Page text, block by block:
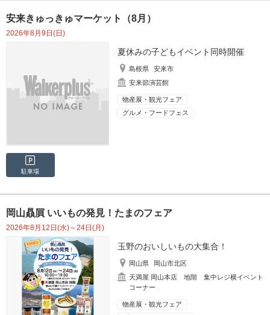
安来きゅっきゅマーケット（8月）
2026年8月9日(日)
夏休みの子どもイベント同時開催
島根県
安来市
安来節演芸館
物産展・観光フェア
グルメ・フードフェス
駐車場
岡山贔屓 いいもの発見！たまのフェア
2026年8月12日(水)～24日(月)
玉野のおいしいもの大集合！
岡山県
岡山市北区
天満屋 岡山本店 地階 集中レジ横イベント
コーナー
物産展・観光フェア